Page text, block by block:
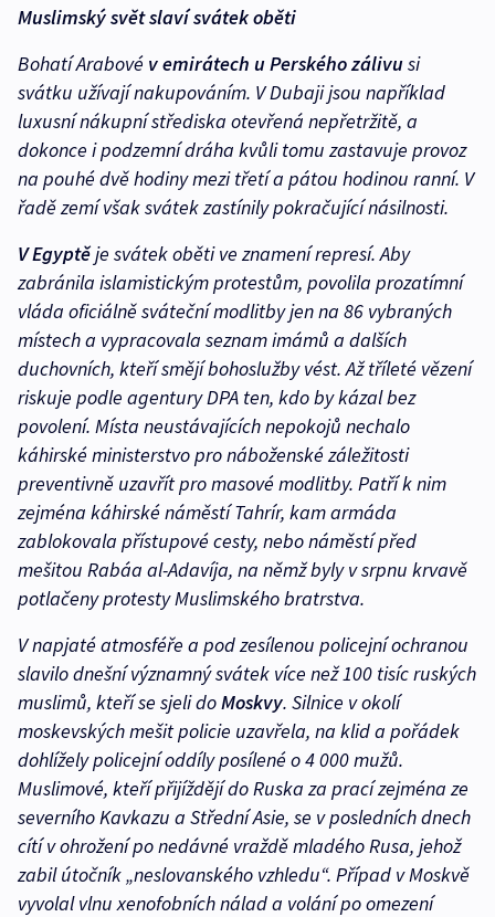
Muslimský svět slaví svátek oběti
Bohatí Arabové v emirátech u Perského zálivusi
svátku užívají nakupováním. V Dubaji jsou například
luxusní nákupní střediska otevřená nepřetržitě, a
dokonce i podzemní dráha kvůli tomu zastavuje provoz
na pouhé dvě hodiny mezi třetí a pátou hodinou ranní. V
řadě zemí však svátek zastínily pokračující násilnosti.
V Egyptěje svátek oběti ve znamení represí. Aby
zabránila islamistickým protestům, povolila prozatímní
vláda oficiálně sváteční modlitby jen na 86 vybraných
místech a vypracovala seznam imámů a dalších
duchovních, kteří smějí bohoslužby vést. Až tříleté vězení
riskuje podle agentury DPA ten, kdo by kázal bez
povolení. Místa neustávajících nepokojů nechalo
káhirské ministerstvo pro náboženské záležitosti
preventivně uzavřít pro masové modlitby. Patří k nim
zejména káhirské náměstí Tahrír, kam armáda
zablokovala přístupové cesty, nebo náměstí před
mešitou Rabáa al-Adavíja, na němž byly v srpnu krvavě
potlačeny protesty Muslimského bratrstva.
V napjaté atmosféře a pod zesílenou policejní ochranou
slavilo dnešní významný svátek více než 100 tisíc ruských
muslimů, kteří se sjeli doMoskvy. Silnice v okolí
moskevských mešit policie uzavřela, na klid a pořádek
dohlížely policejní oddíly posílené o 4 000 mužů.
Muslimové, kteří přijíždějí do Ruska za prací zejména ze
severního Kavkazu a Střední Asie, se v posledních dnech
cítí v ohrožení po nedávné vraždě mladého Rusa, jehož
zabil útočník „neslovanského vzhledu“. Případ v Moskvě
vyvolal vlnu xenofobních nálad a volání po omezení